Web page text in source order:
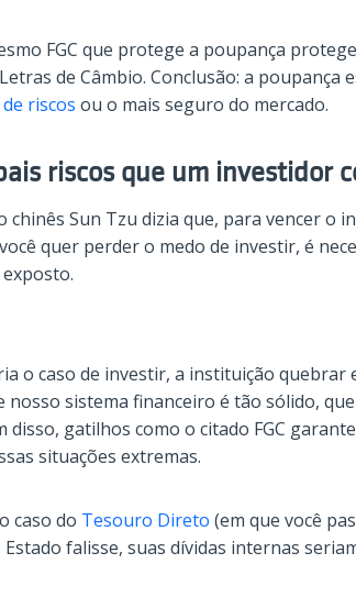
FGC que protege a poupança
de Câmbio. Conclusão: a poupança
riscos ou o mais seguro do mercado.
riscos que um investidor
Sun Tzu dizia que, para vencer o
quer perder o medo de investir, é
o caso de investir, a instituição quebrar
nosso sistema financeiro é tão sólido,
disso, gatilhos como o citado FGC
situações extremas.
caso do Tesouro Direto (em que você
falisse, suas dívidas internas